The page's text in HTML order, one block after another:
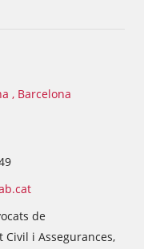
, Barcelona
de
Civil i Assegurances,